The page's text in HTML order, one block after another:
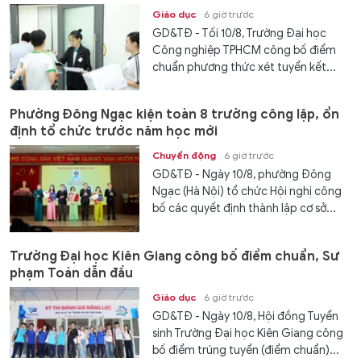
Giáo dục 6 giờ trước
GD&TĐ - Tối 10/8, Trường Đại học
Công nghiệp TPHCM công bố điểm
chuẩn phương thức xét tuyển kết...
Phường Đông Ngạc kiện toàn 8 trường công lập, ổn
định tổ chức trước năm học mới
Chuyển động 6 giờ trước
GD&TĐ - Ngày 10/8, phường Đông
Ngạc (Hà Nội) tổ chức Hội nghị công
bố các quyết định thành lập cơ sở...
Trường Đại học Kiên Giang công bố điểm chuẩn, Sư
phạm Toán dẫn đầu
Giáo dục 6 giờ trước
GD&TĐ - Ngày 10/8, Hội đồng Tuyển
sinh Trường Đại học Kiên Giang công
bố điểm trúng tuyển (điểm chuẩn)...